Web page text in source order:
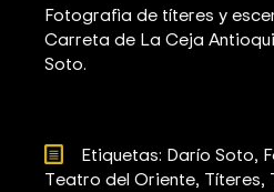
Fotografìa de títeres y
Carreta de La Ceja
Soto.
Etiquetas: Darío Soto
Teatro del Oriente Títeres